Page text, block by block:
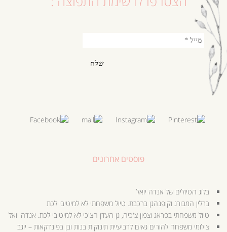
פוסטים אחרונים
בלוג הטיולים של אנדה יואל
ברלין המבורג וקופנהגן ברכבת. טיול משפחתי לא למיטיבי לכת
טיול משפחתי בפראג וצפון צ'כיה, גן העדן הצ'כי לא למיטיבי לכת. אנדה יואל
צילומי משפחה להורים גאים לרביעיית תינוקות בנות ובן בפונדקאות – יוגב